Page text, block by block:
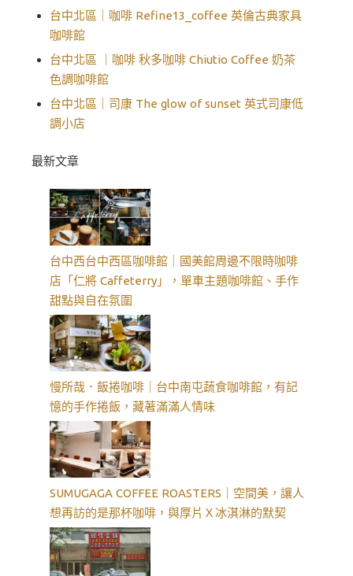
台中北區｜咖啡 Refine13_coffee 英倫古典家具
咖啡館
台中北區 ｜咖啡 秋多咖啡 Chiutio Coffee 奶茶
色調咖啡館
台中北區｜司康 The glow of sunset 英式司康低
調小店
最新文章
台中西台中西區咖啡館｜國美館周邊不限時咖啡
店「仁將 Caffeterry」，單車主題咖啡館、手作
甜點與自在氛圍
慢所哉．飯捲咖啡｜台中南屯蔬食咖啡館，有記
憶的手作捲飯，藏著滿滿人情味
SUMUGAGA COFFEE ROASTERS｜空間美，讓人
想再訪的是那杯咖啡，與厚片Ｘ冰淇淋的默契